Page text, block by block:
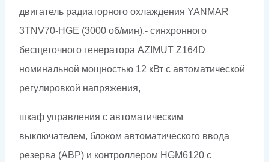
двигатель радиаторного охлаждения YANMAR
3TNV70-HGE (3000 об/мин),- синхронного
бесщеточного генератора AZIMUT Z164D
номинальной мощностью 12 кВт c автоматической
регулировкой напряжения,
шкаф управления с автоматическим
выключателем, блоком автоматического ввода
резерва (АВР) и контроллером HGM6120 с